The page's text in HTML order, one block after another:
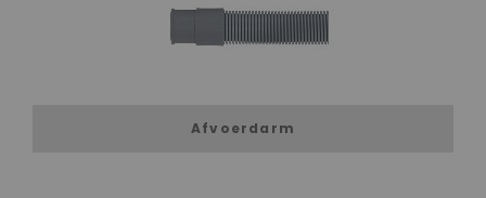
Afvoerdarm